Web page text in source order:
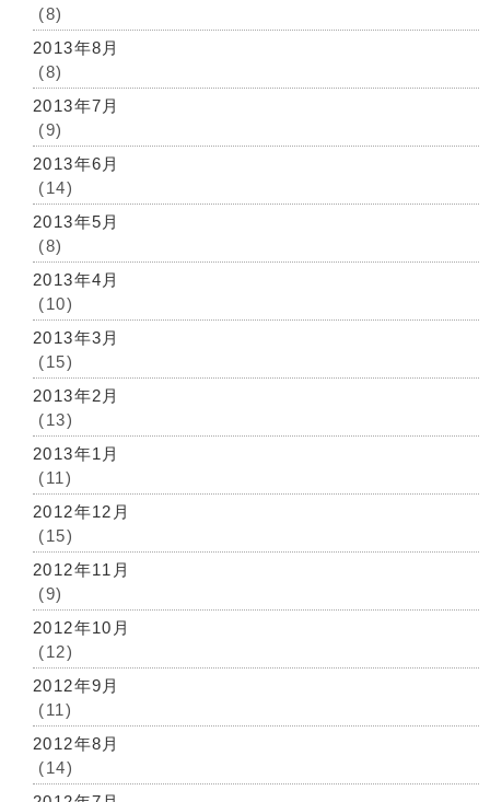
(8)
2013年8月
(8)
2013年7月
(9)
2013年6月
(14)
2013年5月
(8)
2013年4月
(10)
2013年3月
(15)
2013年2月
(13)
2013年1月
(11)
2012年12月
(15)
2012年11月
(9)
2012年10月
(12)
2012年9月
(11)
2012年8月
(14)